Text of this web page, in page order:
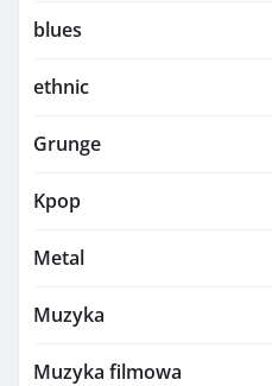
blues
ethnic
Grunge
Kpop
Metal
Muzyka
Muzyka filmowa